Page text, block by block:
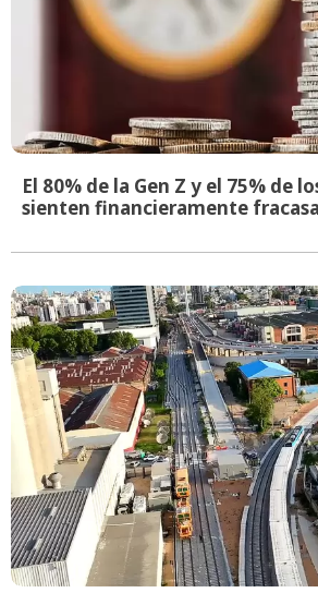
El 80% de la Gen Z y el 75% de
sienten financieramente